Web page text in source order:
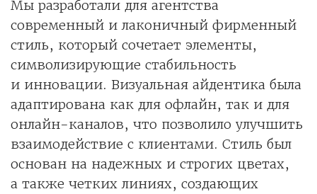
Мы разработали для агентства
современный и лаконичный фирменный
стиль, который сочетает элементы,
символизирующие стабильность
и инновации. Визуальная айдентика была
адаптирована как для офлайн, так и для
онлайн-каналов, что позволило улучшить
взаимодействие с клиентами. Стиль был
основан на надежных и строгих цветах,
а также четких линиях, создающих